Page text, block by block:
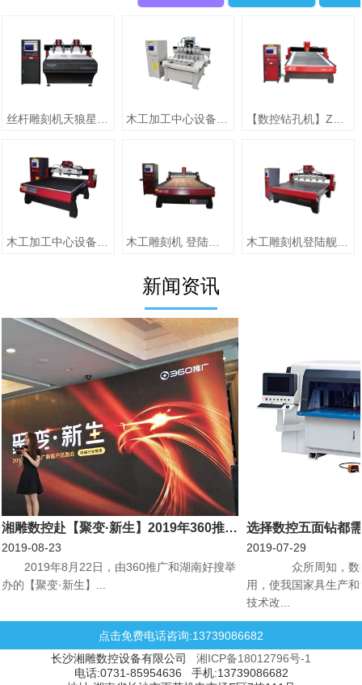
木工雕刻机登陆舰系列 ZMD-1618A
新闻资讯
湘雕数控赴【聚变·新生】2019年360推广新客户见面会机械行业专场会议
2019-08-23
​2019年8月22日，由360推广和湖南好搜举
办的【聚变·新生】...
选择数控五面钻都
2019-07-29
众所周知，数
用，使我国家具生产
技术改...
点击免费电话咨询:13739086682
长沙湘雕数控设备有限公司 湘ICP备18012796号-1
电话:0731-85954636 手机:13739086682